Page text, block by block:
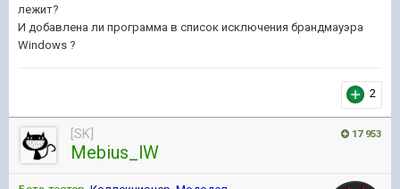
лежит?
И добавлена ли программа в список исключения брандмауэра
Windows ?
2
17 953
[SK]
Mebius_lW